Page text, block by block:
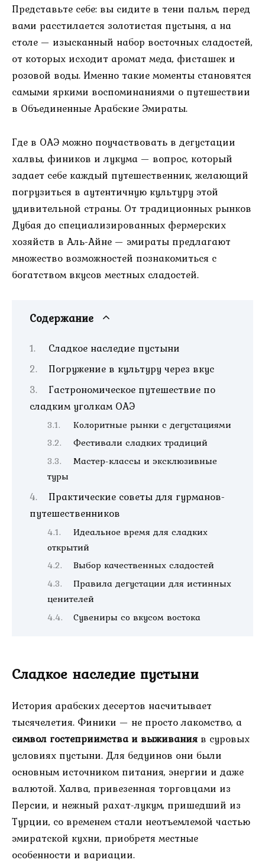
Представьте себе: вы сидите в тени пальм, перед
вами расстилается золотистая пустыня, а на
столе — изысканный набор восточных сладостей,
от которых исходит аромат меда, фисташек и
розовой воды. Именно такие моменты становятся
самыми яркими воспоминаниями о путешествии
в Объединенные Арабские Эмираты.
Где в ОАЭ можно поучаствовать в дегустации
халвы, фиников и лукума — вопрос, который
задает себе каждый путешественник, желающий
погрузиться в аутентичную культуру этой
удивительной страны. От традиционных рынков
Дубая до специализированных фермерских
хозяйств в Аль-Айне — эмираты предлагают
множество возможностей познакомиться с
богатством вкусов местных сладостей.
Содержание
Сладкое наследие пустыни
Погружение в культуру через вкус
Гастрономическое путешествие по
сладким уголкам ОАЭ
Колоритные рынки с дегустациями
Фестивали сладких традиций
Мастер-классы и эксклюзивные
туры
Практические советы для гурманов-
путешественников
Идеальное время для сладких
открытий
Выбор качественных сладостей
Правила дегустации для истинных
ценителей
Сувениры со вкусом востока
Сладкое наследие пустыни
История арабских десертов насчитывает
тысячелетия. Финики — не просто лакомство, а
символ гостеприимства и выживанияв суровых
условиях пустыни. Для бедуинов они были
основным источником питания, энергии и даже
валютой. Халва, привезенная торговцами из
Персии, и нежный рахат-лукум, пришедший из
Турции, со временем стали неотъемлемой частью
эмиратской кухни, приобретя местные
особенности и вариации.